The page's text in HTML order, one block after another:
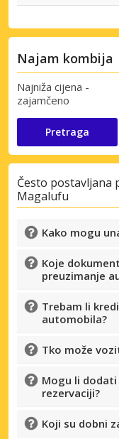
Najam kombija
Najniža cijena -
zajamčeno
Pretraga
Često postavljana
Magalufu
Kako mogu
Koje
preuzimanje
Trebam li
automobila?
Tko može
Mogu li
rezervaciji?
Koji su dobni